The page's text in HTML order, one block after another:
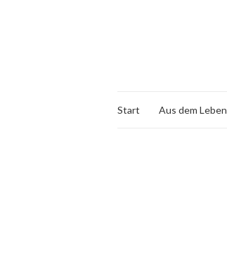
Start Aus dem Leben